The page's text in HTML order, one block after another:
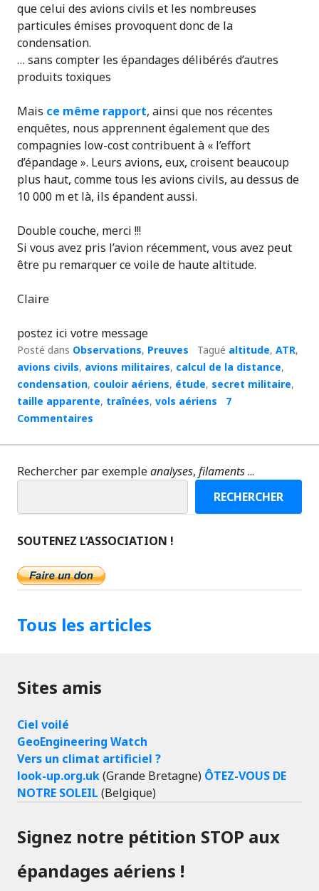
que celui des avions civils et les nombreuses
particules émises provoquent donc de la
condensation.
… sans compter les épandages délibérés d’autres
produits toxiques
Mais ce même rapport, ainsi que nos récentes
enquêtes, nous apprennent également quedes
compagnies low-cost contribuent à « l’effort
d’épandage ». Leurs avions, eux, croisent beaucoup
plus haut, comme tous les avions civils, au dessus de
10 000 m et là, ils épandent aussi.
Double couche, merci !!!
Si vous avez pris l’avion récemment, vous avez peut
être pu remarquer ce voile de haute altitude.
Claire
postez ici votre message
Posté dans Observations, Preuves Tagué altitude, ATR,
avions civils, avions militaires, calcul de la distance,
condensation, couloir aériens, étude, secret militaire,
taille apparente, traînées, vols aériens
7
Commentaires
Rechercher par exempleanalyses, filaments...
RECHERCHER
SOUTENEZ L’ASSOCIATION !
Tous les articles
Sites amis
Ciel voilé
GeoEngineering Watch
Vers un climat artificiel ?
look-up.org.uk(Grande Bretagne) ÔTEZ-VOUS DE
NOTRE SOLEIL (Belgique)
Signez notre pétition STOP aux
épandages aériens !